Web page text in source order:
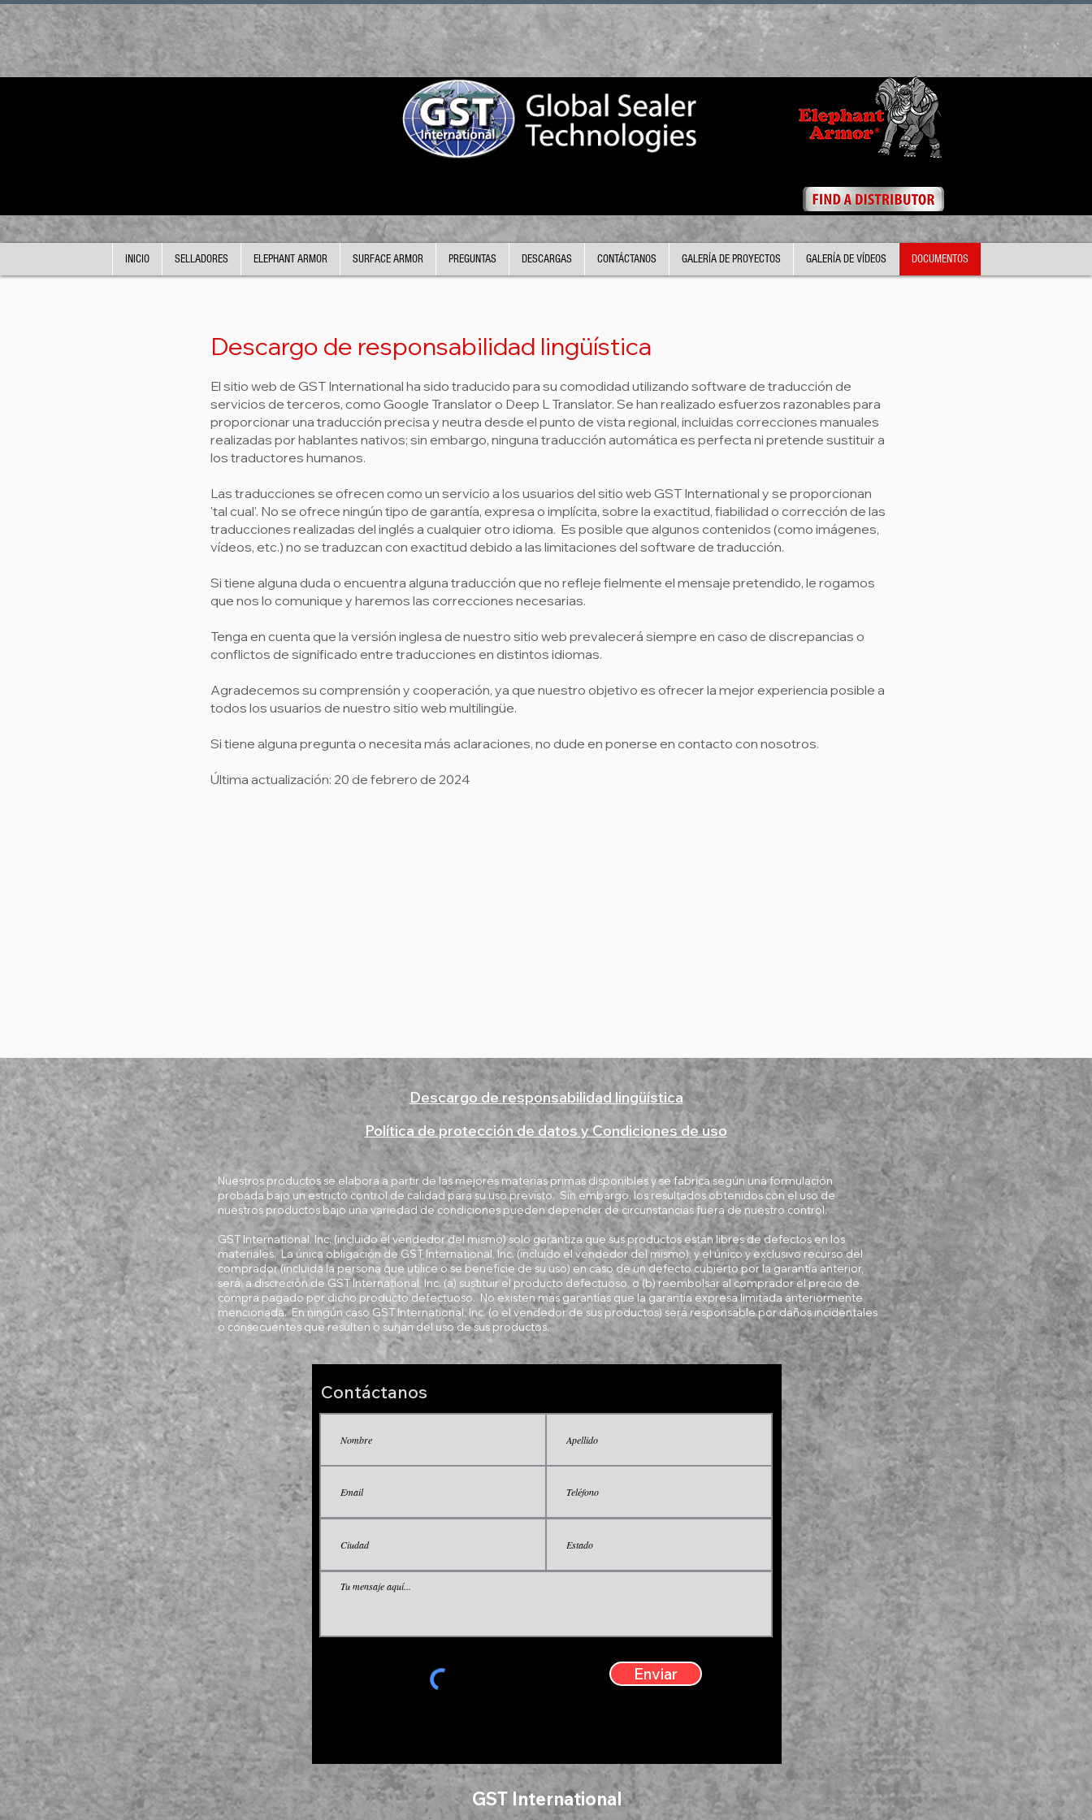
INICIO SELLADORES ELEPHANT ARMOR SURFACE ARMOR PREGUNTAS DESCARGAS CONTÁCTANOS GALERÍA DE PROYECTOS GALERÍA DE VÍDEOS DOCUMENTOS
Descargo de responsabilidad lingüística
El sitio web de GST International ha sido traducido para su comodidad utilizando software de traducción de
servicios de terceros, como Google Translator o Deep L Translator. Se han realizado esfuerzos razonables para
proporcionar una traducción precisa y neutra desde el punto de vista regional, incluidas correcciones manuales
realizadas por hablantes nativos; sin embargo, ninguna traducción automática es perfecta ni pretende sustituir a
los traductores humanos.
Las traducciones se ofrecen como un servicio a los usuarios del sitio web GST International y se proporcionan
'tal cual'. No se ofrece ningún tipo de garantía, expresa o implícita, sobre la exactitud, fiabilidad o corrección de las
traducciones realizadas del inglés a cualquier otro idioma. Es posible que algunos contenidos (como imágenes,
vídeos, etc.) no se traduzcan con exactitud debido a las limitaciones del software de traducción.
Si tiene alguna duda o encuentra alguna traducción que no refleje fielmente el mensaje pretendido, le rogamos
que nos lo comunique y haremos las correcciones necesarias.
Tenga en cuenta que la versión inglesa de nuestro sitio web prevalecerá siempre en caso de discrepancias o
conflictos de significado entre traducciones en distintos idiomas.
Agradecemos su comprensión y cooperación, ya que nuestro objetivo es ofrecer la mejor experiencia posible a
todos los usuarios de nuestro sitio web multilingüe.
Si tiene alguna pregunta o necesita más aclaraciones, no dude en ponerse en contacto con nosotros.
Última actualización: 20 de febrero de 2024
Descargo de responsabilidad lingüística
Política de protección de datos y Condiciones de uso
Nuestros productos se elabora a partir de las mejores materias primas disponibles y se fabrica según una formulación
probada bajo un estricto control de calidad para su uso previsto. Sin embargo, los resultados obtenidos con el uso de
nuestros productos bajo una variedad de condiciones pueden depender de circunstancias fuera de nuestro control.
GST International, Inc. (incluido el vendedor del mismo) solo garantiza que sus productos están libres de defectos en los
materiales. La única obligación de GST International, Inc. (incluido el vendedor del mismo), y el único y exclusivo recurso del
comprador (incluida la persona que utilice o se beneficie de su uso) en caso de un defecto cubierto por la garantía anterior,
será, a discreción de GST International, Inc. (a) sustituir el producto defectuoso, o (b) reembolsar al comprador el precio de
compra pagado por dicho producto defectuoso. No existen más garantías que la garantía expresa limitada anteriormente
mencionada. En ningún caso GST International, Inc. (o el vendedor de sus productos) será responsable por daños incidentales
o consecuentes que resulten o surjan del uso de sus productos.
Contáctanos
Enviar
GST International